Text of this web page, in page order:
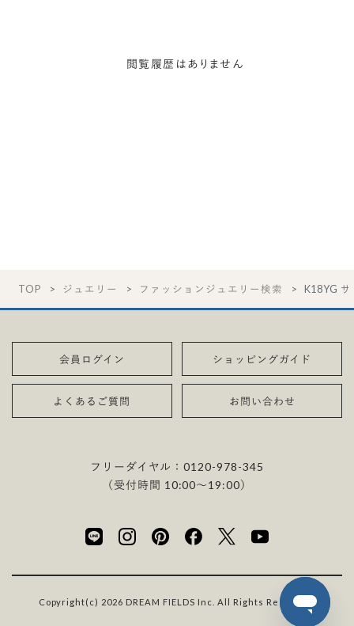
閲覧履歴はありません
TOP ジュエリー ファッションジュエリー検索 K18YG
会員ログイン ショッピングガイド
よくあるご質問 お問い合わせ
フリーダイヤル：0120-978-345
（受付時間 10:00〜19:00）
Copyright(c) 2026 DREAM FIELDS Inc. All Rights Reserved.